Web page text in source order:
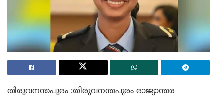
തിരുവനന്തപുരം :തിരുവനന്തപുരം രാജ്യാന്തര